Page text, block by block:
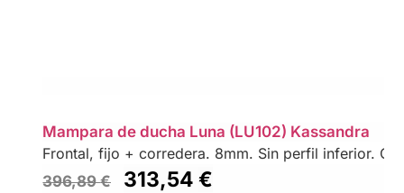
Mampara de ducha Luna (LU102) Kassandra
Frontal, fijo + corredera. 8mm. Sin perfil inferior.
396,89€ 313,54€